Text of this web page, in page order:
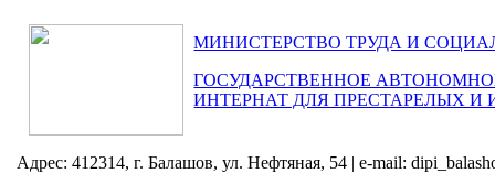
МИНИСТЕРСТВО ТРУДА И
ГОСУДАРСТВЕННОЕ
ИНТЕРНАТ ДЛЯ ПРЕСТАРЕЛЫХ И
Адрес: 412314, г. Балашов, ул. Нефтяная, 54 | e-mail: